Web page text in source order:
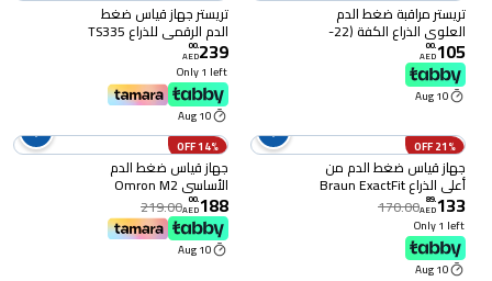
تريستر مراقبة ضغط الدم
العلوي الذراع الكفة (22-
بوكم
105
.
00
AED
10 Aug
تريستر جهاز قياس ضغط
الدم الرقمي للذراع TS335
239
.
00
AED
Only 1 left
10 Aug
21% OFF
جهاز قياس ضغط الدم من
أعلى الذراع Braun ExactFit
1E
133
.
89
AED
170.00
Only 1 left
10 Aug
14% OFF
جهاز قياس ضغط الدم
الأساسي Omron M2
188
.
00
AED
219.00
10 Aug